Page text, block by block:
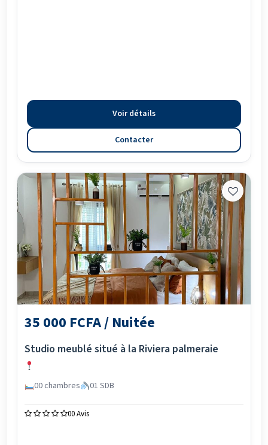
Voir détails
Contacter
35 000 FCFA / Nuitée
Studio meublé situé à la Riviera palmeraie
00 chambres 01 SDB
00 Avis